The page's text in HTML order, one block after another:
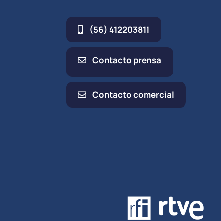
(56) 412203811
Contacto prensa
Contacto comercial